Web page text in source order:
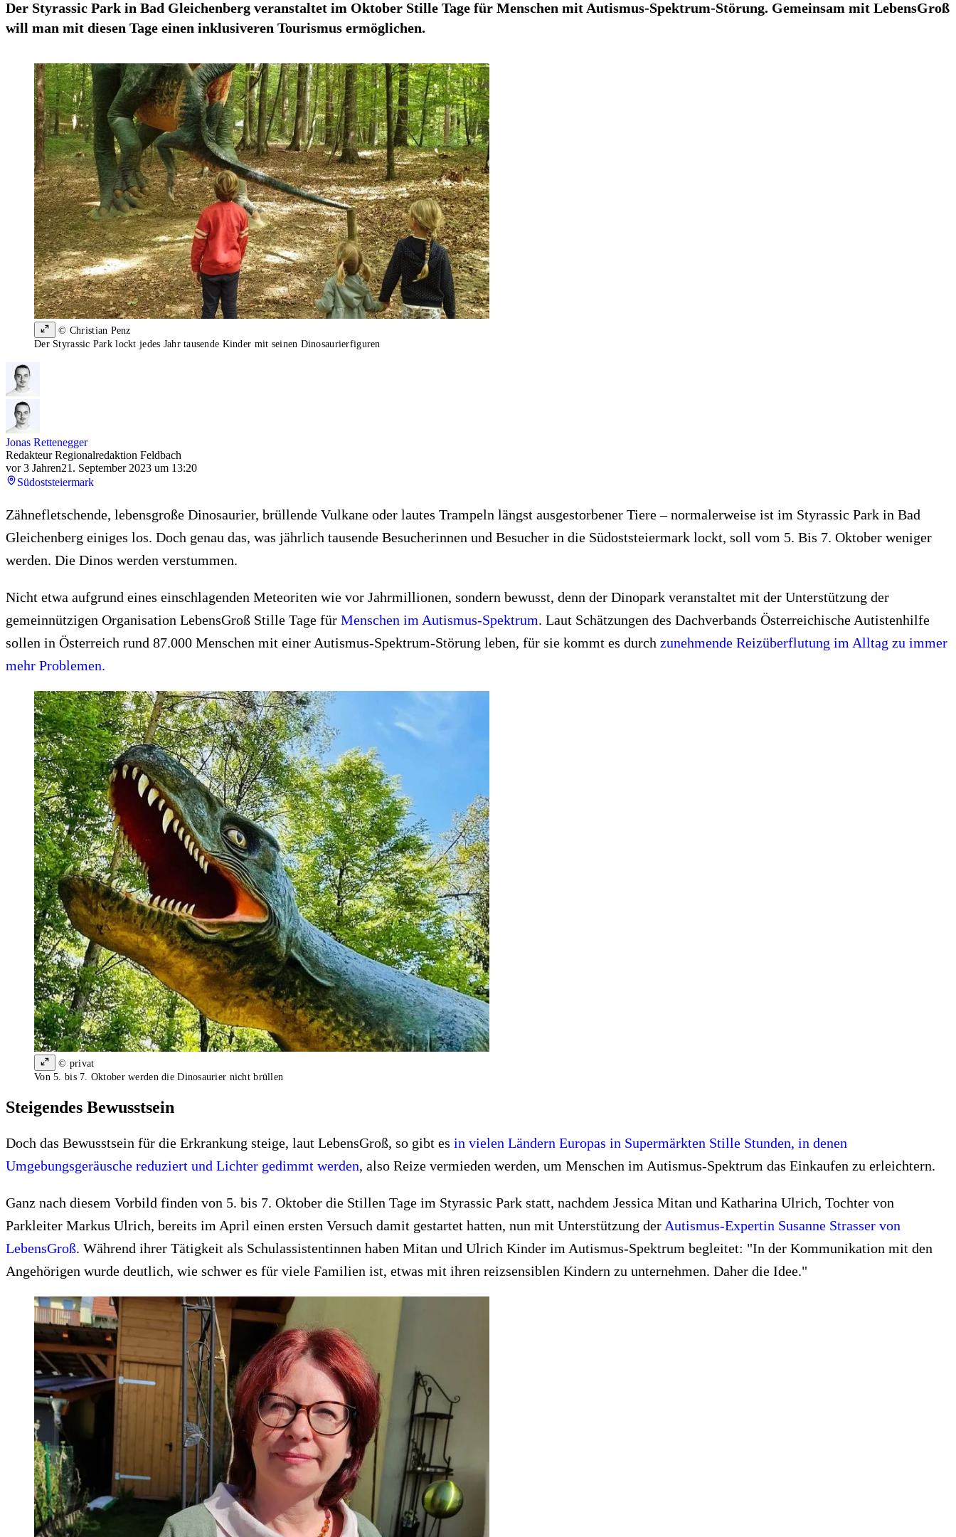
Der Styrassic Park in Bad Gleichenberg veranstaltet im Oktober Stille Tage für Menschen mit Autismus-Spektrum-Störung. Gemeinsam mit LebensGroß
will man mit diesen Tage einen inklusiveren Tourismus ermöglichen.
© Christian Penz
Der Styrassic Park lockt jedes Jahr tausende Kinder mit seinen Dinosaurierfiguren
Jonas Rettenegger
Redakteur Regionalredaktion Feldbach
vor 3 Jahren21. September 2023 um 13:20
Südoststeiermark
Zähnefletschende, lebensgroße Dinosaurier, brüllende Vulkane oder lautes Trampeln längst ausgestorbener Tiere – normalerweise ist im Styrassic Park in Bad
Gleichenberg einiges los. Doch genau das, was jährlich tausende Besucherinnen und Besucher in die Südoststeiermark lockt, soll vom 5. Bis 7. Oktober weniger
werden. Die Dinos werden verstummen.
Nicht etwa aufgrund eines einschlagenden Meteoriten wie vor Jahrmillionen, sondern bewusst, denn der Dinopark veranstaltet mit der Unterstützung der
gemeinnützigen Organisation LebensGroß Stille Tage für Menschen im Autismus-Spektrum. Laut Schätzungen des Dachverbands Österreichische Autistenhilfe
sollen in Österreich rund 87.000 Menschen mit einer Autismus-Spektrum-Störung leben, für sie kommt es durch zunehmende Reizüberflutung im Alltag zu immer
mehr Problemen.
© privat
Von 5. bis 7. Oktober werden die Dinosaurier nicht brüllen
Steigendes Bewusstsein
Doch das Bewusstsein für die Erkrankung steige, laut LebensGroß, so gibt es in vielen Ländern Europas in Supermärkten Stille Stunden, in denen
Umgebungsgeräusche reduziert und Lichter gedimmt werden, also Reize vermieden werden, um Menschen im Autismus-Spektrum das Einkaufen zu erleichtern.
Ganz nach diesem Vorbild finden von 5. bis 7. Oktober die Stillen Tage im Styrassic Park statt, nachdem Jessica Mitan und Katharina Ulrich, Tochter von
Parkleiter Markus Ulrich, bereits im April einen ersten Versuch damit gestartet hatten, nun mit Unterstützung der Autismus-Expertin Susanne Strasser von
LebensGroß. Während ihrer Tätigkeit als Schulassistentinnen haben Mitan und Ulrich Kinder im Autismus-Spektrum begleitet: "In der Kommunikation mit den
Angehörigen wurde deutlich, wie schwer es für viele Familien ist, etwas mit ihren reizsensiblen Kindern zu unternehmen. Daher die Idee."